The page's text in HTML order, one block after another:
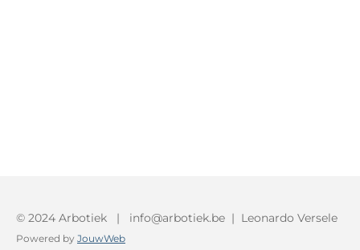
© 2024 Arbotiek | info@arbotiek.be | Leonardo Versele
Powered by JouwWeb